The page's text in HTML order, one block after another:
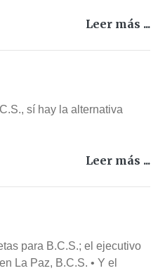
Leer más ...
sí hay la alternativa
Leer más ...
para B.C.S.; el ejecutivo
La Paz, B.C.S. • Y el